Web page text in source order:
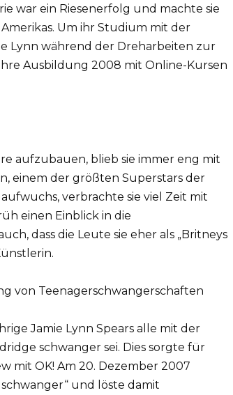
war ein Riesenerfolg und machte sie
Um ihr Studium mit der
Lynn während der Dreharbeiten zur
Ausbildung 2008 mit Online-Kursen
aufzubauen, blieb sie immer eng mit
einem der größten Superstars der
verbrachte sie viel Zeit mit
einen Einblick in die
dass die Leute sie eher als „Britneys
von Teenagerschwangerschaften
Jamie Lynn Spears alle mit der
schwanger sei. Dies sorgte für
mit OK! Am 20. Dezember 2007
und löste damit